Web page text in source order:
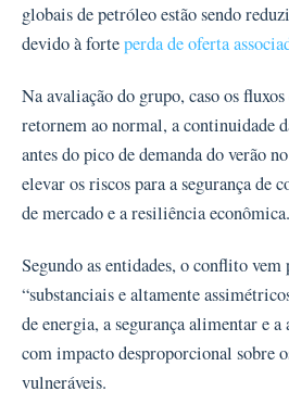
globais de petróleo estão sendo
devido à forteperda de oferta
Na avaliação do grupo, caso os fluxos
retornem ao normal, a continuidade
antes do pico de demanda do verão
elevar os riscos para a segurança de
de mercado e a resiliência econômica.
Segundo as entidades, o conflito
“substanciais e altamente
de energia, a segurança alimentar e
com impacto desproporcional sobre
vulneráveis.